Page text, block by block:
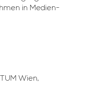
in Medien-
Wien,